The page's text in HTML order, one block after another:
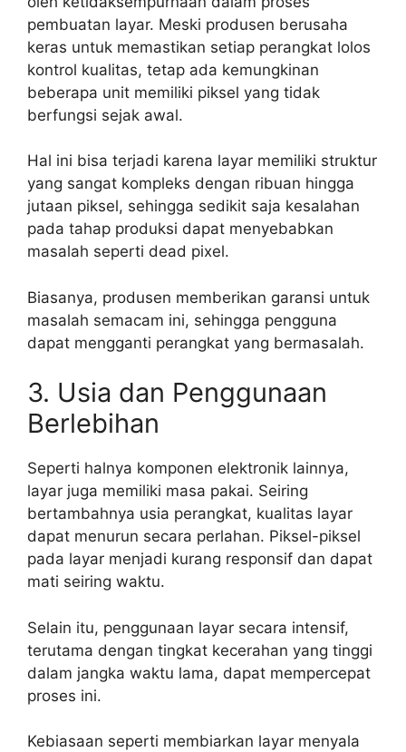
pembuatan layar. Meski produsen berusaha
keras untuk memastikan setiap perangkat lolos
kontrol kualitas, tetap ada kemungkinan
beberapa unit memiliki piksel yang tidak
berfungsi sejak awal.
Hal ini bisa terjadi karena layar memiliki struktur
yang sangat kompleks dengan ribuan hingga
jutaan piksel, sehingga sedikit saja kesalahan
pada tahap produksi dapat menyebabkan
masalah seperti dead pixel.
Biasanya, produsen memberikan garansi untuk
masalah semacam ini, sehingga pengguna
dapat mengganti perangkat yang bermasalah.
3. Usia dan Penggunaan
Berlebihan
Seperti halnya komponen elektronik lainnya,
layar juga memiliki masa pakai. Seiring
bertambahnya usia perangkat, kualitas layar
dapat menurun secara perlahan. Piksel-piksel
pada layar menjadi kurang responsif dan dapat
mati seiring waktu.
Selain itu, penggunaan layar secara intensif,
terutama dengan tingkat kecerahan yang tinggi
dalam jangka waktu lama, dapat mempercepat
proses ini.
Kebiasaan seperti membiarkan layar menyala